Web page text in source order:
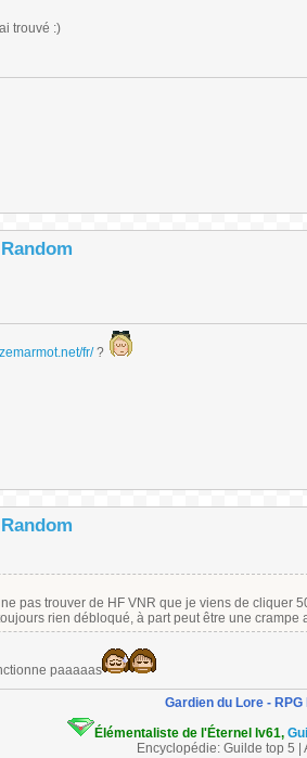
trouvé :)
fr/?
pas trouver de HF VNR que je viens de cliquer
rien débloqué, à part peut être une crampe
paaaaas
Gardien du Lore - RPG
Élémentaliste de l'Éternel lv61,
Encyclopédie: Guilde top 5 |